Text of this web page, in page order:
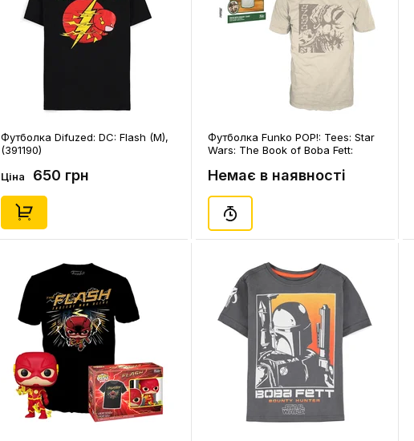
Футболка Difuzed: DC: Flash (M),
(391190)
Ціна 650 грн
Футболка Funko POP!: Tees: Star
Wars: The Book of Boba Fett:
Немає в наявності